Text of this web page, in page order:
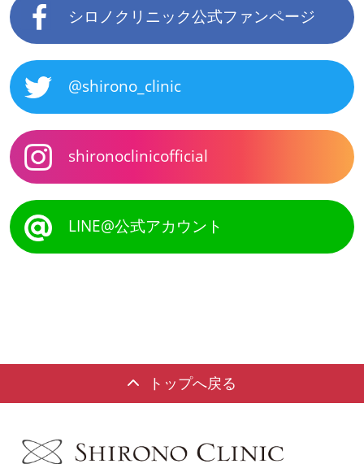
シロノクリニック公式ファンページ
@shirono_clinic
shironoclinicofficial
LINE@公式アカウント
トップへ戻る